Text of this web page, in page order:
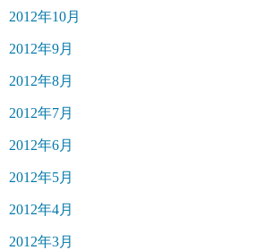
2012年10月
2012年9月
2012年8月
2012年7月
2012年6月
2012年5月
2012年4月
2012年3月